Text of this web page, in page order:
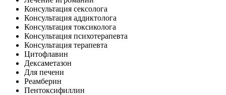
Консультация сексолога
Консультация аддиктолога
Консультация токсиколога
Консультация психотерапевта
Консультация терапевта
Цитофлавин
Дексаметазон
Для печени
Реамберин
Пентоксифиллин